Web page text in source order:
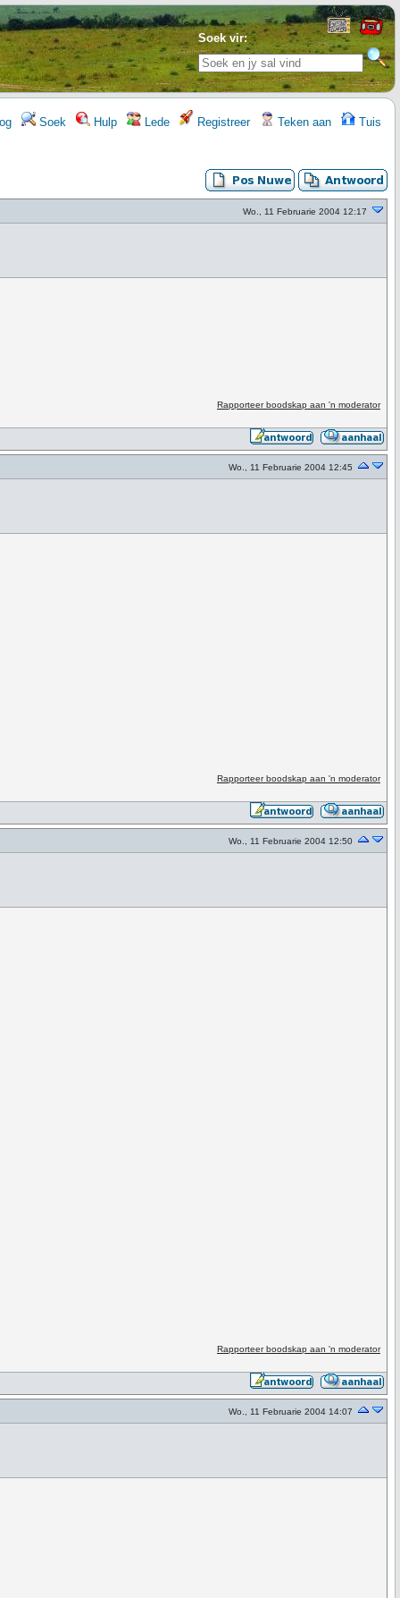
Soek vir:
Soek Hulp Lede Registreer Teken aan Tuis
Wo., 11 Februarie 2004 12:17
Rapporteer boodskap aan 'n moderator
Wo., 11 Februarie 2004 12:45
Rapporteer boodskap aan 'n moderator
Wo., 11 Februarie 2004 12:50
Rapporteer boodskap aan 'n moderator
Wo., 11 Februarie 2004 14:07